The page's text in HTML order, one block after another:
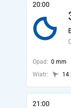
20:00
Opad: 0 mm
Wiatr:
14
21:00